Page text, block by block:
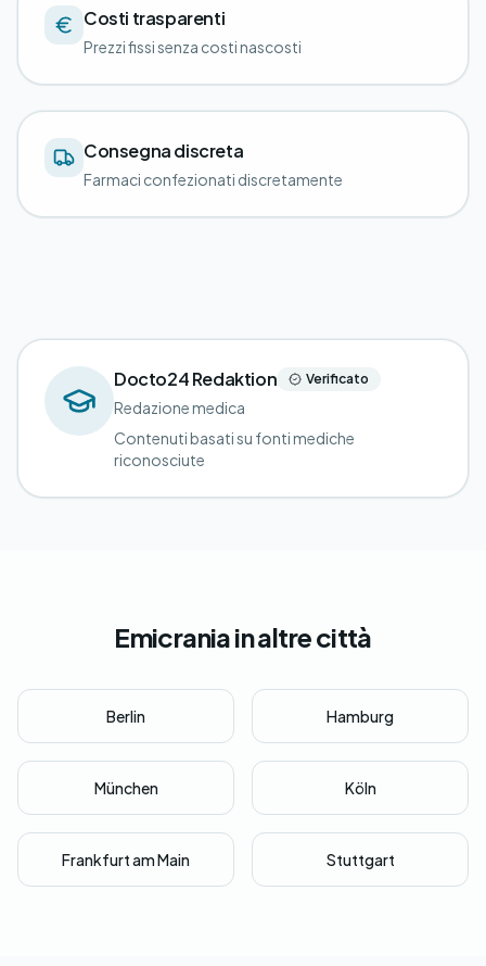
Costi trasparenti
Prezzi fissi senza costi nascosti
Consegna discreta
Farmaci confezionati discretamente
Docto24 Redaktion Verificato
Redazione medica
Contenuti basati su fonti mediche
riconosciute
Emicrania in altre città
Berlin Hamburg
München Köln
Frankfurt am Main Stuttgart